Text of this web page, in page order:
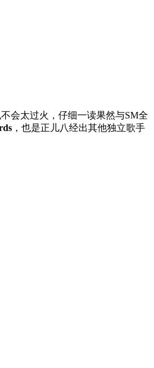
会太过火，仔细一读果然与SM全
，也是正儿八经出其他独立歌手